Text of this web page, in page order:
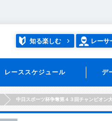
知る楽しむ レーサ
レーススケジュール デ
中日スポーツ杯争奪第４３回チャンピオン